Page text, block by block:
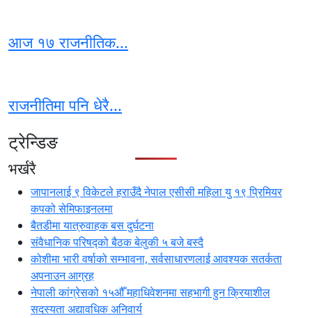
आज १७ राजनीतिक...
राजनीतिमा पनि धेरै...
ट्रेन्डिङ
भर्खरै
जापानलाई ९ विकेटले हराउँदै नेपाल एसीसी महिला यु १९ प्रिमियर
कपको सेमिफाइनलमा
बैतडीमा यात्रुवाहक बस दुर्घटना
संवैधानिक परिषद्को बैठक बेलुकी ५ बजे बस्दै
कोशीमा भारी वर्षाको सम्भावना, सर्वसाधारणलाई आवश्यक सतर्कता
अपनाउन आग्रह
नेपाली कांग्रेसको १५औँ महाधिवेशनमा सहभागी हुन क्रियाशील
सदस्यता अद्यावधिक अनिवार्य